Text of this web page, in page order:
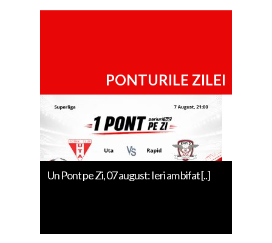
PONTURILE ZILEI
Un Pont pe Zi, 07 august: Ieri am bifat [..]